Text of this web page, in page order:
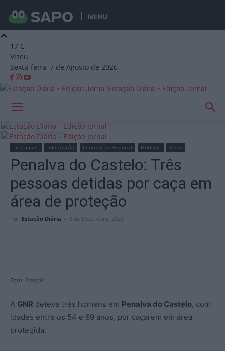
MENU
17 C
Viseu
Sexta-feira, 7 de Agosto de 2026
Estação Diária – Edição Jornal
Início Destaques
Destaques Informação Informação Regional Notícias Viseu
Penalva do Castelo: Três
pessoas detidas por caça em
área de proteção
Por Estação Diária - 8 de Dezembro, 2023
Foto: Freepik
A GNR deteve três homens em Penalva do Castelo, com
idades entre os 54 e 69 anos, por caçarem em área
protegida.